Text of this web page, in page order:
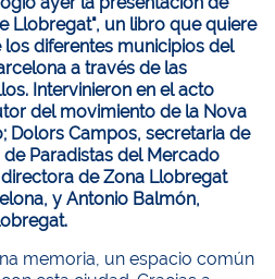
Llobregat", un libro que quiere
diferentes municipios del
a través de las
Intervinieron en el acto
del movimiento de la Nova
Dolors Campos, secretaria de
Paradistas del Mercado
de Zona Llobregat
y Antonio Balmón,
memoria, un espacio común